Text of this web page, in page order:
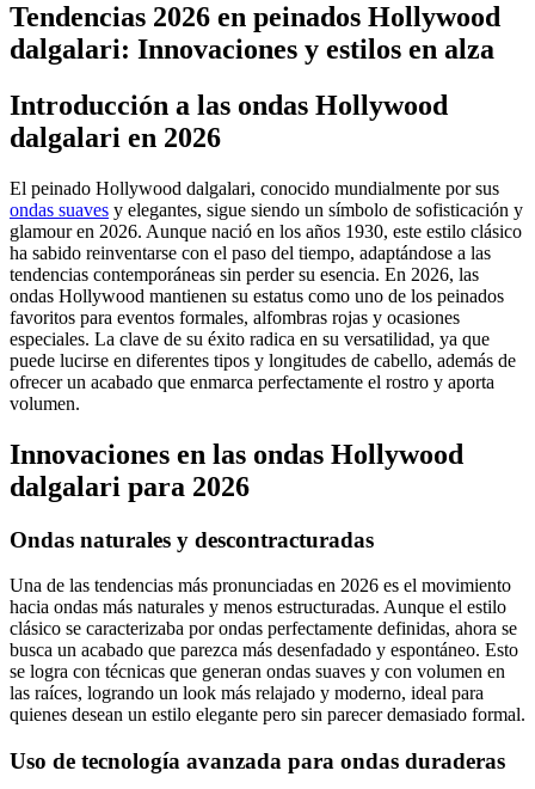
Tendencias 2026 en peinados Hollywood
dalgalari: Innovaciones y estilos en alza
Introducción a las ondas Hollywood
dalgalari en 2026
El peinado Hollywood dalgalari, conocido mundialmente por sus
ondas suaves y elegantes, sigue siendo un símbolo de sofisticación y
glamour en 2026. Aunque nació en los años 1930, este estilo clásico
ha sabido reinventarse con el paso del tiempo, adaptándose a las
tendencias contemporáneas sin perder su esencia. En 2026, las
ondas Hollywood mantienen su estatus como uno de los peinados
favoritos para eventos formales, alfombras rojas y ocasiones
especiales. La clave de su éxito radica en su versatilidad, ya que
puede lucirse en diferentes tipos y longitudes de cabello, además de
ofrecer un acabado que enmarca perfectamente el rostro y aporta
volumen.
Innovaciones en las ondas Hollywood
dalgalari para 2026
Ondas naturales y descontracturadas
Una de las tendencias más pronunciadas en 2026 es el movimiento
hacia ondas más naturales y menos estructuradas. Aunque el estilo
clásico se caracterizaba por ondas perfectamente definidas, ahora se
busca un acabado que parezca más desenfadado y espontáneo. Esto
se logra con técnicas que generan ondas suaves y con volumen en
las raíces, logrando un look más relajado y moderno, ideal para
quienes desean un estilo elegante pero sin parecer demasiado formal.
Uso de tecnología avanzada para ondas duraderas